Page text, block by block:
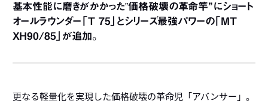
基本性能に磨きがかかった‟価格破壊の革命竿”にショート
オールラウンダー「T 75」とシリーズ最強パワーの「MT
XH90/85」が追加。
更なる軽量化を実現した価格破壊の革命児「アバンサー」。